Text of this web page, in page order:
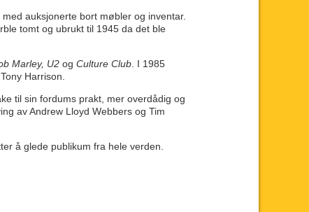
auksjonerte bort møbler og inventar.
tomt og ubrukt til 1945 da det ble
Marley, U2 og Culture Club . I 1985
Harrison.
til sin fordums prakt, mer overdådig og
av Andrew Lloyd Webbers og Tim
å glede publikum fra hele verden.